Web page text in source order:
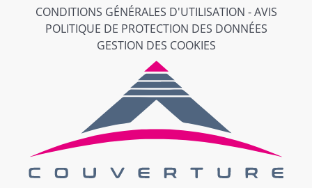
CONDITIONS GÉNÉRALES D'UTILISATION - AVIS
POLITIQUE DE PROTECTION DES DONNÉES
GESTION DES COOKIES